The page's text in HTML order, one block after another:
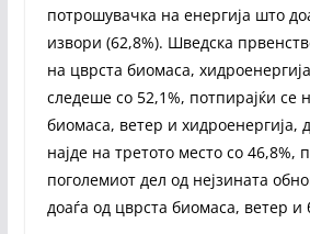
потрошувачка на енергија што
извори (62,8%). Шведска
на цврста биомаса,
следеше со 52,1%, потпирајќи се
биомаса, ветер и хидроенергија,
најде на третото место со 46,8%,
поголемиот дел од нејзината
доаѓа од цврста биомаса, ветер и